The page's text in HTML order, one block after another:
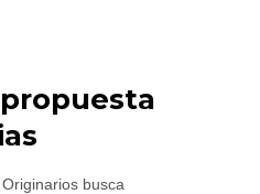
busca